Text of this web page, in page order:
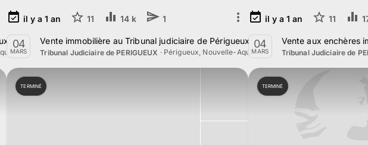
le 1 Avril 2025
il y a1 an 11 14 k 1
04
MARS
Vente immobilière au Tribunal judiciaire de Périgueux le 4 Mars 2025
Tribunal Judiciaire de PERIGUEUX · Périgueux, Nouvelle-Aquitaine
il y a 1 an 11
04
MARS
Vente aux enchères
Tribunal Judiciaire de
TERMINÉ TERMINÉ